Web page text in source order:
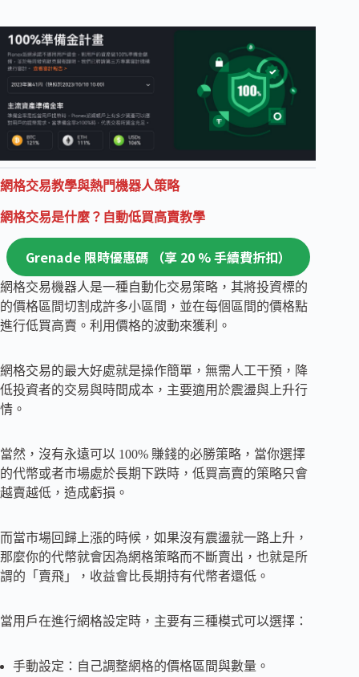
網格交易教學與熱門機器人策略
網格交易是什麼？自動低買高賣教學
Grenade 限時優惠碼 （享 20 % 手續費折扣）
網格交易機器人是一種自動化交易策略，其將投資標的
的價格區間切割成許多小區間，並在每個區間的價格點
進行低買高賣。利用價格的波動來獲利。
網格交易的最大好處就是操作簡單，無需人工干預，降
低投資者的交易與時間成本，主要適用於震盪與上升行
情。
當然，沒有永遠可以 100% 賺錢的必勝策略，當你選擇
的代幣或者市場處於長期下跌時，低買高賣的策略只會
越賣越低，造成虧損。
而當市場回歸上漲的時候，如果沒有震盪就一路上升，
那麼你的代幣就會因為網格策略而不斷賣出，也就是所
謂的「賣飛」，收益會比長期持有代幣者還低。
當用戶在進行網格設定時，主要有三種模式可以選擇：
手動設定：自己調整網格的價格區間與數量。